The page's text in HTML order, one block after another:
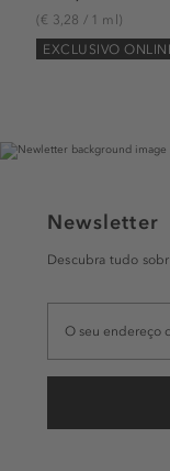
(€ 3,28 / 1 ml)
EXCLUSIVO
Newsletter
Descubra tudo